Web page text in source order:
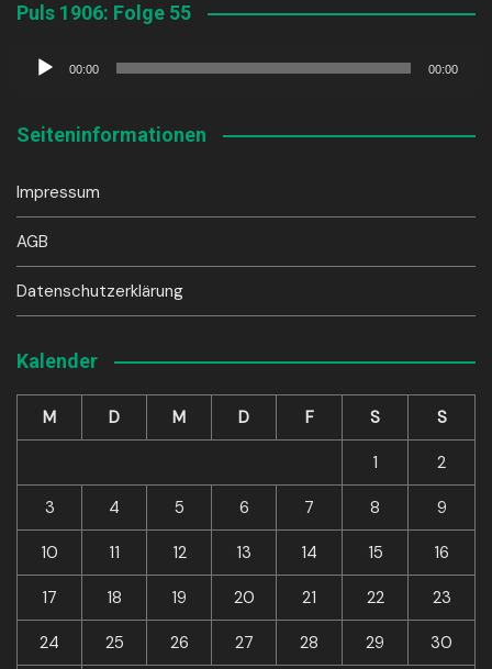
Puls 1906: Folge 55
Audio-
00:00 00:00
Seiteninformationen
Impressum
AGB
Datenschutzerklärung
Kalender
M D M D F S S
1 2
3 4 5 6 7 8 9
10 11 12 13 14 15 16
17 18 19 20 21 22 23
24 25 26 27 28 29 30